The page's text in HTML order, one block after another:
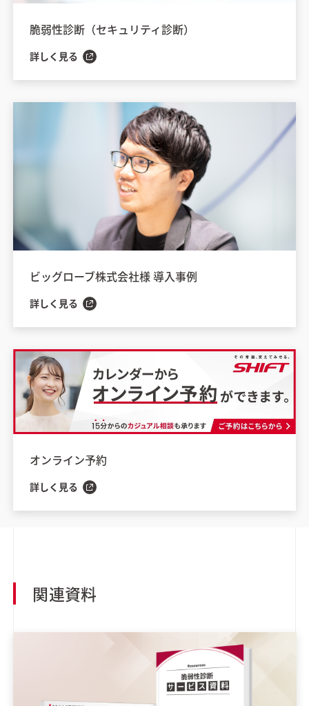
脆弱性診断（セキュリティ診断）
詳しく見る
ビッグローブ株式会社様 導入事例
詳しく見る
オンライン予約
詳しく見る
関連資料